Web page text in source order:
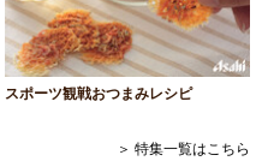
スポーツ観戦おつまみレシピ
＞ 特集一覧はこちら